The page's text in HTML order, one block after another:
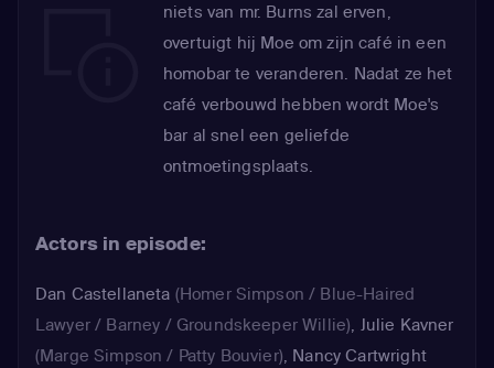
niets van mr. Burns zal erven,
overtuigt hij Moe om zijn café in een
homobar te veranderen. Nadat ze het
café verbouwd hebben wordt Moe's
bar al snel een geliefde
ontmoetingsplaats.
Actors in episode:
Dan Castellaneta (Homer Simpson / Blue-Haired
Lawyer / Barney / Groundskeeper Willie), Julie Kavner
(Marge Simpson / Patty Bouvier), Nancy Cartwright